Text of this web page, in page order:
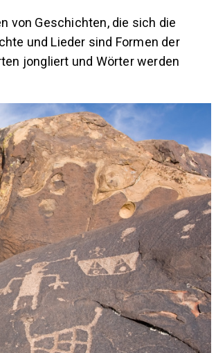
von Geschichten, die sich die
und Lieder sind Formen der
jongliert und Wörter werden